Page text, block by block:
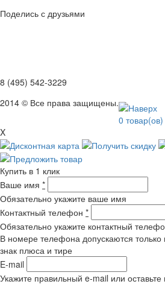
Поделись с друзьями
8 (495) 542-3229
2014 © Все права защищены.
0 товар(ов)
X
Купить в 1 клик
Ваше имя *
Обязательно укажите ваше имя
Контактный телефон *
Обязательно укажите контактный
В номере телефона допускаются
знак плюса и тире
E-mail
Укажите правильный e-mail или